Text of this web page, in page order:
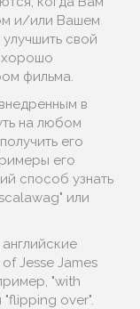
и/или Вашем
свой
хорошо
фильма.
в
на любом
его
его
способ узнать
или
Jesse James
"with
"flipping over".